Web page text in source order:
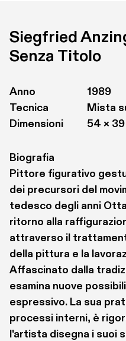
Siegfried
Senza Titolo
Anno
1989
Tecnica
Mista
Dimensioni
54 × 39
Biografia
Pittore figurativo
dei precursori del
tedesco degli anni
ritorno alla
attraverso il
della pittura e la
Affascinato dalla
esamina nuove
espressivo. La sua
processi interni, è
l'artista disegna i suoi